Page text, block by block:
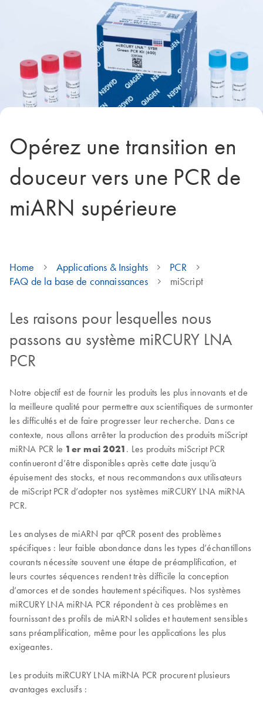
Opérez une transition en
douceur vers une PCR de
miARN supérieure
Home Applications & Insights
PCR
FAQ de la base de connaissances
miScript
Les raisons pour lesquelles nous
passons au système miRCURY LNA
PCR
Notre objectif est de fournir les produits les plus innovants et de
la meilleure qualité pour permettre aux scientifiques de surmonter
les difficultés et de faire progresser leur recherche. Dans ce
contexte, nous allons arrêter la production des produits miScript
miRNA PCR le 1er mai 2021 . Les produits miScript PCR
continueront d’être disponibles après cette date jusqu’à
épuisement des stocks, et nous recommandons aux utilisateurs
de miScript PCR d’adopter nos systèmes miRCURY LNA miRNA
PCR.
Les analyses de miARN par qPCR posent des problèmes
spécifiques : leur faible abondance dans les types d’échantillons
courants nécessite souvent une étape de préamplification, et
leurs courtes séquences rendent très difficile la conception
d’amorces et de sondes hautement spécifiques. Nos systèmes
miRCURY LNA miRNA PCR répondent à ces problèmes en
fournissant des profils de miARN solides et hautement sensibles
sans préamplification, même pour les applications les plus
exigeantes.
Les produits miRCURY LNA miRNA PCR procurent plusieurs
avantages exclusifs :